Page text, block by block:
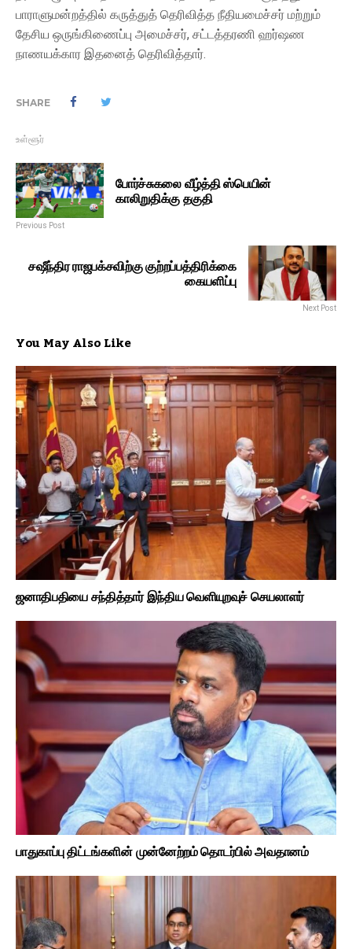
பாராளுமன்றத்தில் கருத்துத் தெரிவித்த நீதியமைச்சர் மற்றும்
தேசிய ஒருங்கிணைப்பு அமைச்சர், சட்டத்தரணி ஹர்ஷண
நாணயக்கார இதனைத் தெரிவித்தார்.
SHARE
உள்ளூர்
போர்ச்சுகலை வீழ்த்தி ஸ்பெயின்
காலிறுதிக்கு தகுதி
Previous Post
சஷீந்திர ராஜபக்சவிற்கு குற்றப்பத்திரிக்கை
கையளிப்பு
Next Post
You May Also Like
ஜனாதிபதியை சந்தித்தார் இந்திய வெளியுறவுச் செயலாளர்
பாதுகாப்பு திட்டங்களின் முன்னேற்றம் தொடர்பில் அவதானம்